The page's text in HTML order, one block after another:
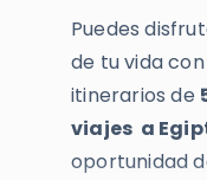
Puedes
de tu vida
itinerarios de
viajes a
oportunidad